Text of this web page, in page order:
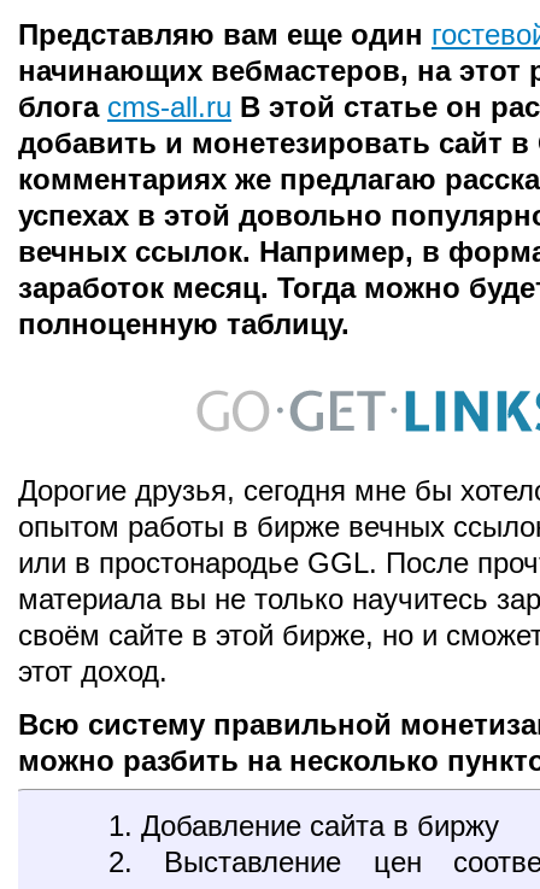
Представляю вам еще один
начинающих вебмастеров, на этот
блога cms-all.ru В этой статье он
добавить и монетезировать сайт
комментариях же предлагаю
успехах в этой довольно
вечных ссылок. Например, в
заработок месяц. Тогда можно
полноценную таблицу.
Дорогие друзья, сегодня мне бы
опытом работы в бирже вечных
или в простонародье GGL. После
материала вы не только научитесь
своём сайте в этой бирже, но и
этот доход.
Всю систему правильной
можно разбить на несколько
1. Добавление сайта в биржу
2. Выставление цен